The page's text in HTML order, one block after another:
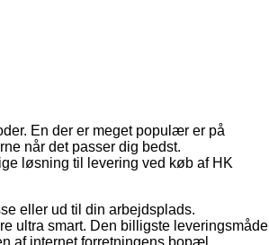
En der er meget populær er på
når det passer dig bedst.
løsning til levering ved køb af HK
eller ud til din arbejdsplads.
ultra smart. Den billigste leveringsmåde
af internet forretningens bopæl.